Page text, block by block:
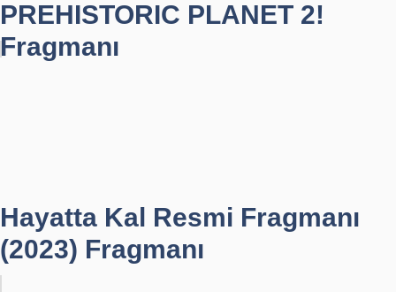
PREHISTORIC PLANET 2!
Fragmanı
Hayatta Kal Resmi Fragmanı
(2023) Fragmanı